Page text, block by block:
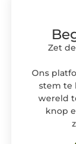
Zet
Ons
stem te
wereld
knop